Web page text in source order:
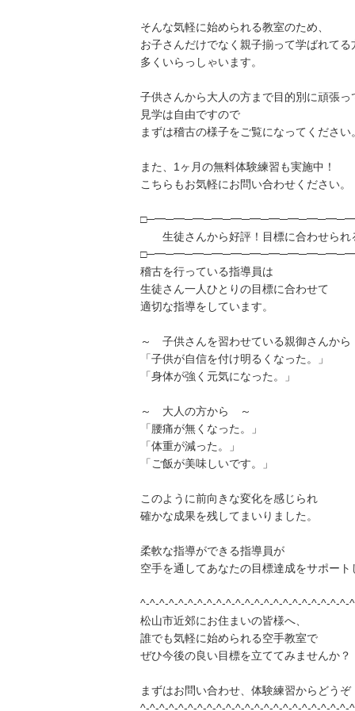
そんな気軽に始められる教室のため、
お子さんだけでなく親子揃って学ばれてる
多くいらっしゃいます。
子供さんから大人の方まで目的別に頑張っ
見学は自由ですので
まずは稽古の様子をご覧になってください。
また、1ヶ月の無料体験練習も実施中！
こちらもお気軽にお問い合わせください。
生徒さんから好評！目標に合わせられ
稽古を行っている指導員は
生徒さん一人ひとりの目標に合わせて
適切な指導をしています。
～ 子供さんを習わせている親御さんか
「子供が自信を付け明るくなった。」
「身体が強く元気になった。」
～ 大人の方から ～
「腰痛が無くなった。」
「体重が減った。」
「ご飯が美味しいです。」
このように前向きな変化を感じられ
確かな成果を残してまいりました。
柔軟な指導ができる指導員が
空手を通してあなたの目標達成をサポート
^-^-^-^-^-^-^-^-^-^-^-^-^-^-^-^-^-^-^-^-^-^-
松山市近郊にお住まいの皆様へ、
誰でも気軽に始められる空手教室で
ぜひ今後の良い目標を立ててみませんか？
まずはお問い合わせ、体験練習からどうぞ
^-^-^-^-^-^-^-^-^-^-^-^-^-^-^-^-^-^-^-^-^-^-